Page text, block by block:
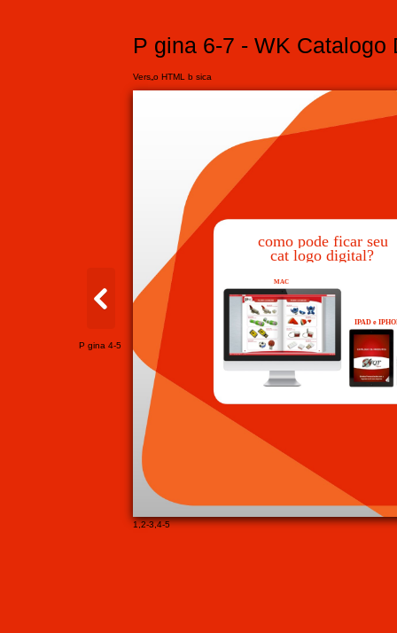
P gina 6-7 - WK Catalogo
Vers„o HTML b sica
como pode ficar seu
cat logo digital?
MAC
IPAD e
P gina 4-5
1,2-3,4-5